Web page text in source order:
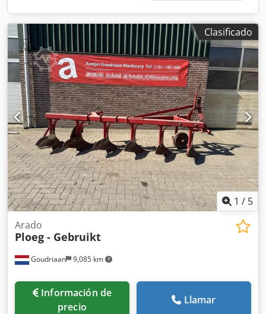
Clasificado
1 / 5
Goudriaan 9,085 km
Arado
Ploeg - Gebruikt
Información de
precio
Llamar